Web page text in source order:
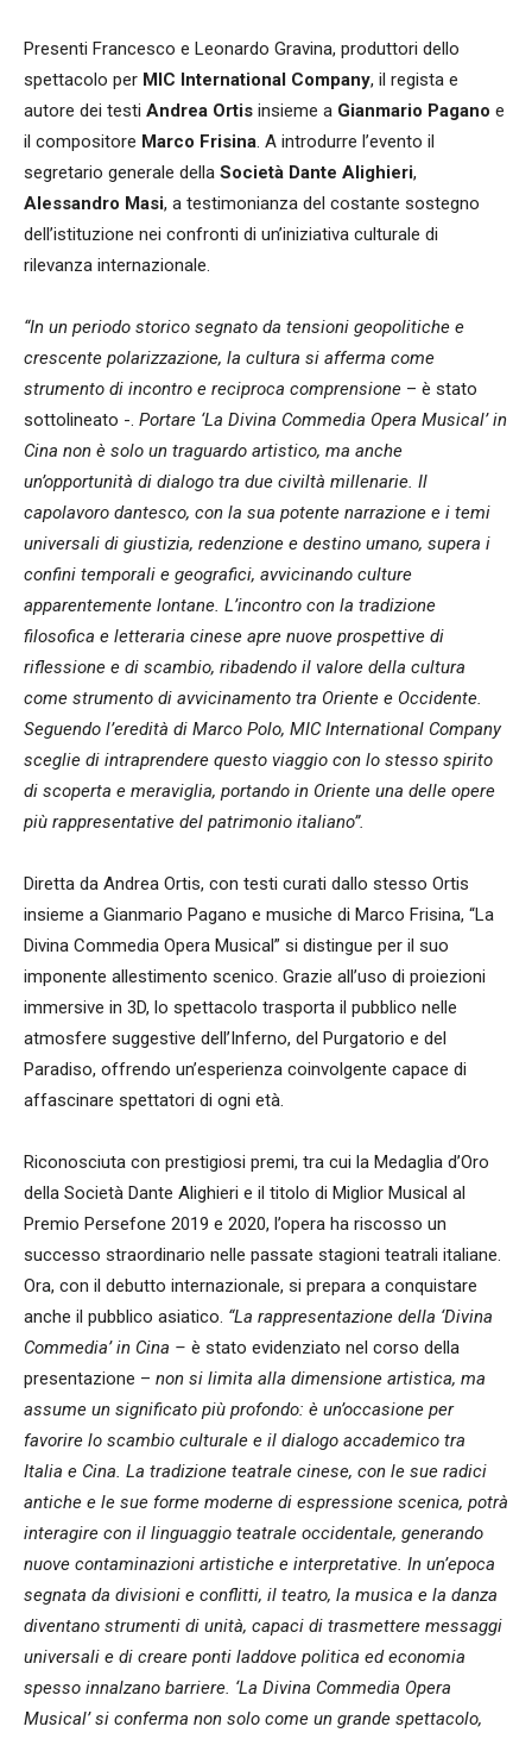
Presenti Francesco e Leonardo Gravina, produttori dello
spettacolo per MIC International Company, il regista e
autore dei testi Andrea Ortis insieme a Gianmario Pagano e
il compositore Marco Frisina. A introdurre l’evento il
segretario generale della Società Dante Alighieri,
Alessandro Masi, a testimonianza del costante sostegno
dell’istituzione nei confronti di un’iniziativa culturale di
rilevanza internazionale.
“In un periodo storico segnato da tensioni geopolitiche e
crescente polarizzazione, la cultura si afferma come
strumento di incontro e reciproca comprensione – è stato
sottolineato -. Portare ‘La Divina Commedia Opera Musical’ in
Cina non è solo un traguardo artistico, ma anche
un’opportunità di dialogo tra due civiltà millenarie. Il
capolavoro dantesco, con la sua potente narrazione e i temi
universali di giustizia, redenzione e destino umano, supera i
confini temporali e geografici, avvicinando culture
apparentemente lontane. L’incontro con la tradizione
filosofica e letteraria cinese apre nuove prospettive di
riflessione e di scambio, ribadendo il valore della cultura
come strumento di avvicinamento tra Oriente e Occidente.
Seguendo l’eredità di Marco Polo, MIC International Company
sceglie di intraprendere questo viaggio con lo stesso spirito
di scoperta e meraviglia, portando in Oriente una delle opere
più rappresentative del patrimonio italiano”.
Diretta da Andrea Ortis, con testi curati dallo stesso Ortis
insieme a Gianmario Pagano e musiche di Marco Frisina, “La
Divina Commedia Opera Musical” si distingue per il suo
imponente allestimento scenico. Grazie all’uso di proiezioni
immersive in 3D, lo spettacolo trasporta il pubblico nelle
atmosfere suggestive dell’Inferno, del Purgatorio e del
Paradiso, offrendo un’esperienza coinvolgente capace di
affascinare spettatori di ogni età.
Riconosciuta con prestigiosi premi, tra cui la Medaglia d’Oro
della Società Dante Alighieri e il titolo di Miglior Musical al
Premio Persefone 2019 e 2020, l’opera ha riscosso un
successo straordinario nelle passate stagioni teatrali italiane.
Ora, con il debutto internazionale, si prepara a conquistare
anche il pubblico asiatico. “La rappresentazione della ‘Divina
Commedia’ in Cina – è stato evidenziato nel corso della
presentazione – non si limita alla dimensione artistica, ma
assume un significato più profondo: è un’occasione per
favorire lo scambio culturale e il dialogo accademico tra
Italia e Cina. La tradizione teatrale cinese, con le sue radici
antiche e le sue forme moderne di espressione scenica, potrà
interagire con il linguaggio teatrale occidentale, generando
nuove contaminazioni artistiche e interpretative. In un’epoca
segnata da divisioni e conflitti, il teatro, la musica e la danza
diventano strumenti di unità, capaci di trasmettere messaggi
universali e di creare ponti laddove politica ed economia
spesso innalzano barriere. ‘La Divina Commedia Opera
Musical’ si conferma non solo come un grande spettacolo,